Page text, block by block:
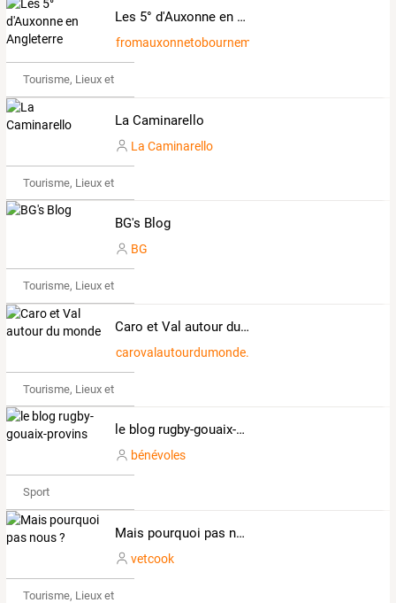
Les 5° d'Auxonne en Angleterre
fromauxonnetobournemouth
Tourisme, Lieux et Événements
La Caminarello
La Caminarello
Tourisme, Lieux et Événements
BG's Blog
BG
Tourisme, Lieux et Événements
Caro et Val autour du monde
carovalautourdumonde.over-blog.com
Tourisme, Lieux et Événements
le blog rugby-gouaix-provins
bénévoles
Sport
Mais pourquoi pas nous ?
vetcook
Tourisme, Lieux et Événements